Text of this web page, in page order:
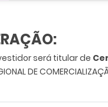
será titular de
DE